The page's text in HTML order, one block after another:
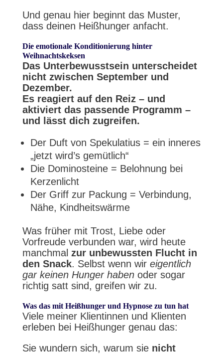
Und genau hier beginnt das Muster,
dass deinen Heißhunger anfacht.
Die emotionale Konditionierung hinter
Weihnachtskeksen
Das Unterbewusstsein unterscheidet
nicht zwischen September und
Dezember.
Es reagiert auf den Reiz – und
aktiviert das passende Programm –
und lässt dich zugreifen.
Der Duft von Spekulatius = ein inneres
„jetzt wird’s gemütlich“
Die Dominosteine = Belohnung bei
Kerzenlicht
Der Griff zur Packung = Verbindung,
Nähe, Kindheitswärme
Was früher mit Trost, Liebe oder
Vorfreude verbunden war, wird heute
manchmal zur unbewussten Flucht in
den Snack. Selbst wenn wir eigentlich
gar keinen Hunger habenoder sogar
richtig satt sind, greifen wir zu.
Was das mit Heißhunger und Hypnose zu tun hat
Viele meiner Klientinnen und Klienten
erleben bei Heißhunger genau das:
Sie wundern sich, warum sie nicht